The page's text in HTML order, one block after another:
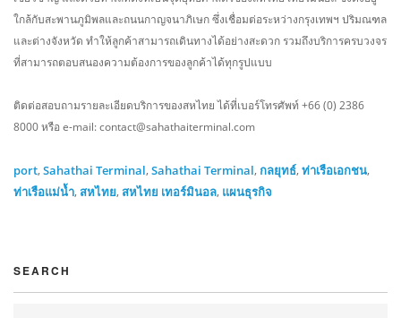
ใกล้กับสะพานภูมิพลและถนนกาญจนาภิเษก ซึ่งเชื่อมต่อระหว่างกรุงเทพฯ ปริมณฑล
และต่างจังหวัด ทำให้ลูกค้าสามารถเดินทางได้อย่างสะดวก รวมถึงบริการครบวงจร
ที่สามารถตอบสนองความต้องการของลูกค้าได้ทุกรูปแบบ
ติดต่อสอบถามรายละเอียดบริการของสหไทย ได้ที่เบอร์โทรศัพท์ +66 (0) 2386
8000 หรือ e-mail:contact@sahathaiterminal.com
port,Sahathai Terminal,Sahathai Terminal,กลยุทธ์,ท่าเรือเอกชน,
ท่าเรือแม่น้ำ,สหไทย,สหไทย เทอร์มินอล, แผนธุรกิจ
SEARCH